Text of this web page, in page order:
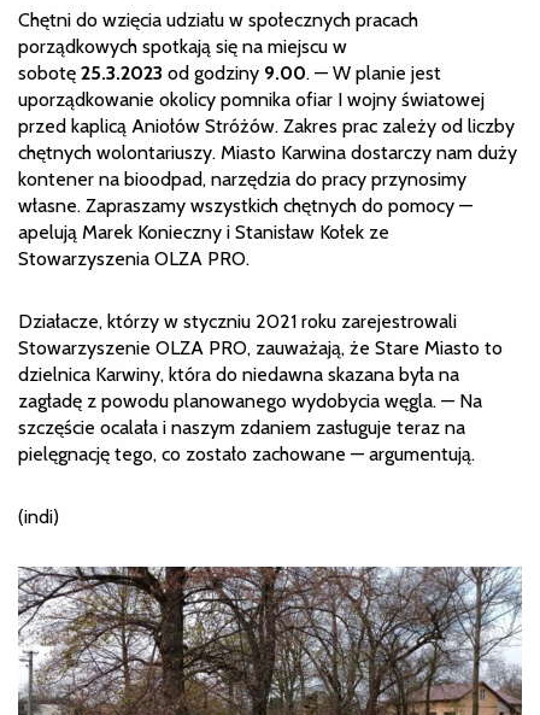
Chętni do wzięcia udziału w społecznych pracach
porządkowych spotkają się na miejscu w
sobotę 25.3.2023 od godziny 9.00. — W planie jest
uporządkowanie okolicy pomnika ofiar I wojny światowej
przed kaplicą Aniołów Stróżów. Zakres prac zależy od liczby
chętnych wolontariuszy. Miasto Karwina dostarczy nam duży
kontener na bioodpad, narzędzia do pracy przynosimy
własne. Zapraszamy wszystkich chętnych do pomocy —
apelują Marek Konieczny i Stanisław Kołek ze
Stowarzyszenia OLZA PRO.
Działacze, którzy w styczniu 2021 roku zarejestrowali
Stowarzyszenie OLZA PRO, zauważają, że Stare Miasto to
dzielnica Karwiny, która do niedawna skazana była na
zagładę z powodu planowanego wydobycia węgla. — Na
szczęście ocalała i naszym zdaniem zasługuje teraz na
pielęgnację tego, co zostało zachowane — argumentują.
(indi)